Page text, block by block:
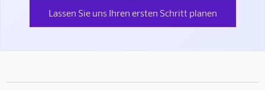
Lassen Sie uns Ihren ersten Schritt planen